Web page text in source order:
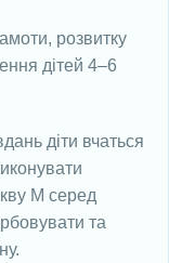
розвитку
дітей 4–6
діти вчаться
М серед
та